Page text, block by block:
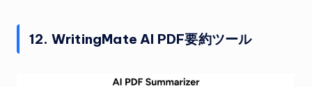
12. WritingMate AI PDF要約ツール